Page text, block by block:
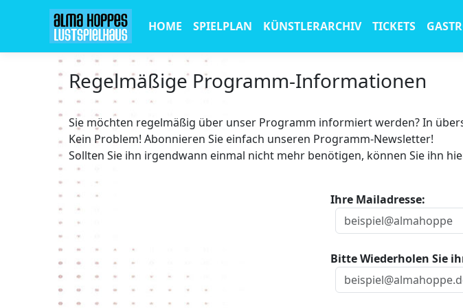
HOME SPIELPLAN KÜNSTLERARCHIV TICKETS
Regelmäßige Programm-Informationen
Sie möchten regelmäßig über unser Programm informiert werden? In
Kein Problem! Abonnieren Sie einfach unseren Programm-Newsletter!
Sollten Sie ihn irgendwann einmal nicht mehr benötigen, können Sie ihn
Ihre Mailadresse:
Bitte Wiederholen Sie